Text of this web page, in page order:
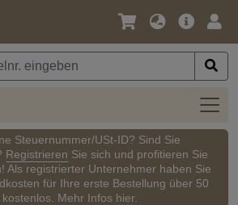
Sprache
Währung
Steuernummer/USt-ID? Sind Sie
Registrieren Sie sich und profitieren Sie
Als registrierter Unternehmer haben Sie
für Ihre erste Bestellung über 50
kostenlos. Mehr Infos hier.